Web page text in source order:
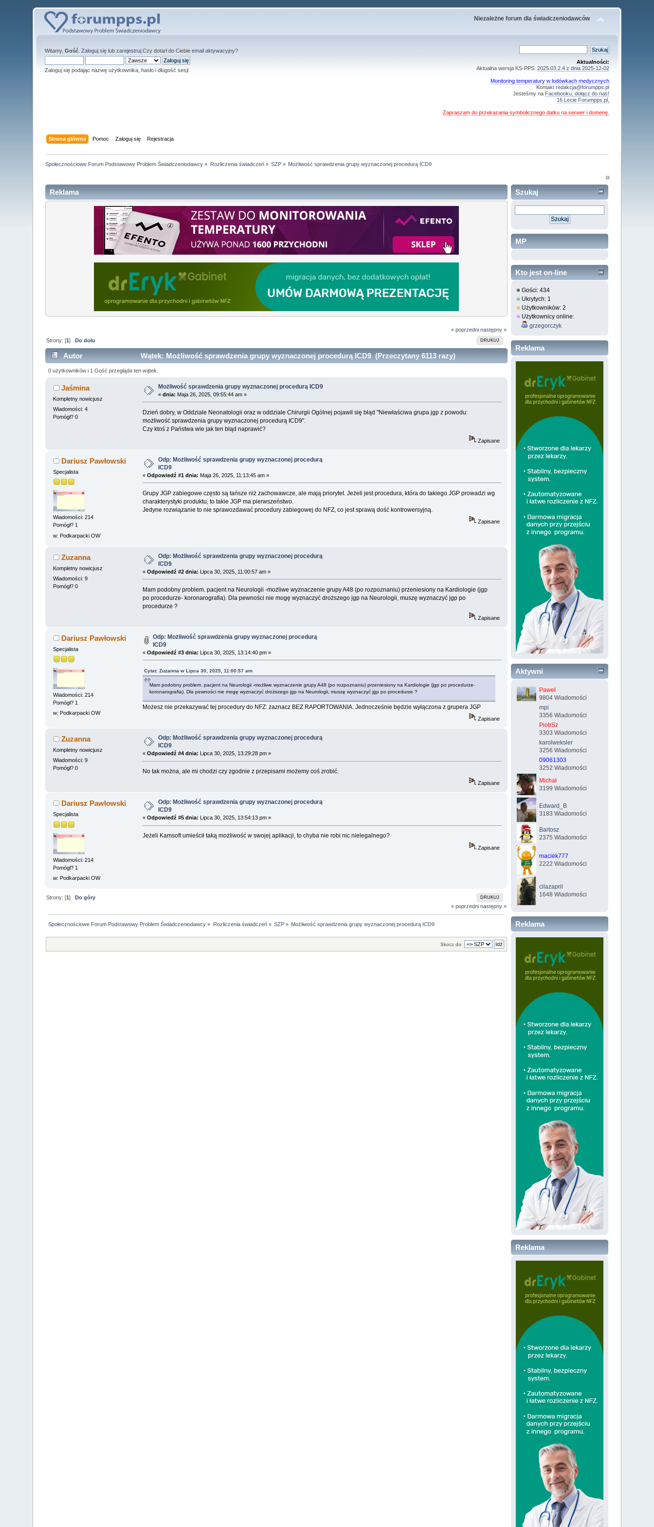
Niezależne forum dla świadczeniodawców
Witamy,Gość .Zaloguj się lubzarejestruj .Czy dotarł do Ciebieemail aktywacyjny?
Zaloguj się podając nazwę użytkownika, hasło i długość sesji
Aktualności:
Aktualna wersja KS-PPS: 2025.03.2.4 z dnia 2025-12-02
Monitoring temperatury w lodówkach medycznych
Kontakt redakcja@forumpps.pl
Jesteśmy na Facebooku, dołącz do nas!
16 Lecie Forumpps.pl,
Zapraszam do przekazania symbolicznego datku na serwer i domenę.
Strona główna Pomoc Zaloguj się Rejestracja
Społecznościowe Forum Podstawowy Problem Świadczeniodawcy » Rozliczenia świadczeń» SZP » Możliwość sprawdzenia grupy wyznaczonej procedurą ICD9
Reklama
« poprzedni następny »
DRUKUJ
Strony: [1] Do dołu
Autor Wątek: Możliwość sprawdzenia grupy wyznaczonej procedurą ICD9 (Przeczytany 6113 razy)
0 użytkowników i 1 Gość przegląda ten wątek.
Jaśmina
Kompletny nowicjusz
Wiadomości: 4
Pomógł? 0
Możliwość sprawdzenia grupy wyznaczonej procedurą ICD9
«dnia: Maja 26, 2025, 09:55:44 am »
Dzień dobry, w Oddziale Neonatologii oraz w oddziale Chirurgii Ogólnej pojawił się błąd "Niewłaściwa grupa jgp z powodu:
możliwość sprawdzenia grupy wyznaczonej procedurą ICD9".
Czy ktoś z Państwa wie jak ten błąd naprawić?
Zapisane
Dariusz Pawłowski
Specjalista
Wiadomości: 214
Pomógł? 1
w: Podkarpacki OW
Odp: Możliwość sprawdzenia grupy wyznaczonej procedurą
ICD9
« Odpowiedź #1 dnia: Maja 26, 2025, 11:13:45 am »
Grupy JGP zabiegowe często są tańsze niż zachowawcze, ale mają priorytet. Jeżeli jest procedura, która do takiego JGP prowadzi wg
charakterystyki produktu, to takie JGP ma pierwszeństwo.
Jedyne rozwiązanie to nie sprawozdawać procedury zabiegowej do NFZ, co jest sprawą dość kontrowersyjną.
Zapisane
Zuzanna
Kompletny nowicjusz
Wiadomości: 9
Pomógł? 0
Odp: Możliwość sprawdzenia grupy wyznaczonej procedurą
ICD9
« Odpowiedź #2 dnia: Lipca 30, 2025, 11:00:57 am »
Mam podobny problem. pacjent na Neurologii -możliwe wyznaczenie grupy A48 (po rozpoznaniu) przeniesiony na Kardiologie (jgp
po procedurze- koronarografia). Dla pewności nie mogę wyznaczyć droższego jgp na Neurologii, muszę wyznaczyć jgp po
procedurze ?
Zapisane
Dariusz Pawłowski
Specjalista
Wiadomości: 214
Pomógł? 1
w: Podkarpacki OW
Odp: Możliwość sprawdzenia grupy wyznaczonej procedurą
ICD9
« Odpowiedź #3 dnia: Lipca 30, 2025, 13:14:40 pm »
Cytat: Zuzanna w Lipca 30, 2025, 11:00:57 am
Mam podobny problem. pacjent na Neurologii -możliwe wyznaczenie grupy A48 (po rozpoznaniu) przeniesiony na Kardiologie (jgp po procedurze-
koronarografia). Dla pewności nie mogę wyznaczyć droższego jgp na Neurologii, muszę wyznaczyć jgp po procedurze ?
Możesz nie przekazywać tej procedury do NFZ: zaznacz BEZ RAPORTOWANIA. Jednocześnie będzie wyłączona z grupera JGP
Zapisane
Zuzanna
Kompletny nowicjusz
Wiadomości: 9
Pomógł? 0
Odp: Możliwość sprawdzenia grupy wyznaczonej procedurą
ICD9
« Odpowiedź #4 dnia: Lipca 30, 2025, 13:29:28 pm »
No tak można, ale mi chodzi czy zgodnie z przepisami możemy coś zrobić.
Zapisane
Dariusz Pawłowski
Specjalista
Wiadomości: 214
Pomógł? 1
w: Podkarpacki OW
Odp: Możliwość sprawdzenia grupy wyznaczonej procedurą
ICD9
« Odpowiedź #5 dnia: Lipca 30, 2025, 13:54:13 pm »
Jeżeli Kamsoft umieścił taką możliwość w swojej aplikacji, to chyba nie robi nic nielegalnego?
Zapisane
DRUKUJ
Strony: [1]
Do góry
« poprzedni następny »
Społecznościowe Forum Podstawowy Problem Świadczeniodawcy » Rozliczenia świadczeń» SZP » Możliwość sprawdzenia grupy wyznaczonej procedurą ICD9
Skocz do:
Szukaj
MP
Kto jest on-line
Gości: 434
Ukrytych: 1
Użytkowników: 2
Użytkownicy online:
grzegorczyk
Reklama
Aktywni
Paweł
9804 Wiadomości
mpi
3356 Wiadomości
PiotrSz
3303 Wiadomości
karolweksler
3256 Wiadomości
09061303
3252 Wiadomości
Michał
3199 Wiadomości
Edward_B
3183 Wiadomości
Bartosz
2375 Wiadomości
maciek777
2222 Wiadomości
cilazapril
1648 Wiadomości
Reklama
Reklama